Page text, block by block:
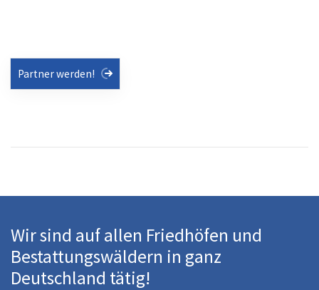
Partner werden!
Wir sind auf allen Friedhöfen und
Bestattungswäldern in ganz
Deutschland tätig!